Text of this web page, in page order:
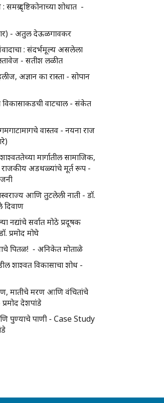
दृष्टिकोनाच्या शोधात -
- अतुल देऊळगावकर
: संदर्भमूल्य असलेला
- सतीश लळीत
अज्ञान का रास्ता - सोपान
विकासाकडची वाटचाल - संकेत
वास्तव - नयना राज
मार्गातील सामाजिक,
अडथळ्यांचे मूर्त रूप -
आणि तुटलेली नाती - डॉ.
दिवाण
सर्वात मोठे प्रदूषक
प्रमोद मोघे
पितळ! - अनिकेत मोताळे
शाश्वत विकासाचा शोध -
मातीचे मरण आणि वंचितांचे
देशपांडे
पुण्याचे पाणी - Case Study